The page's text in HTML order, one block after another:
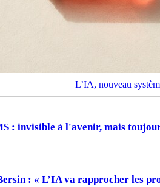
L’IA, nouveau
: invisible à l'avenir, mais
: « L’IA va rapprocher les